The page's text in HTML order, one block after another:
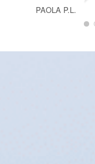
PAOLA P.L.